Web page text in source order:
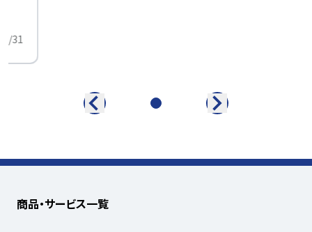
31
商品・サービス一覧